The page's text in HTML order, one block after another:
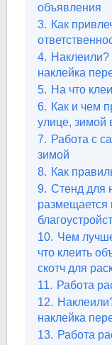
объявления
3. Как
4.
наклейка
5. На что
6. Как и чем
улице, зимой
7. Работа с
зимой
8. Как
9. Стенд для
размещается
10. Чем
что клеить
скотч для
11. Работа
12.
наклейка
13. Работа